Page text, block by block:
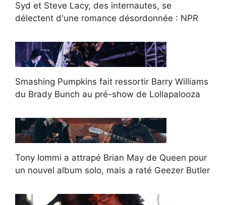
Syd et Steve Lacy, des internautes, se
délectent d'une romance désordonnée : NPR
Smashing Pumpkins fait ressortir Barry Williams
du Brady Bunch au pré-show de Lollapalooza
Tony Iommi a attrapé Brian May de Queen pour
un nouvel album solo, mais a raté Geezer Butler